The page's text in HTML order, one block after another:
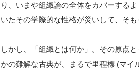
り、いまや組織論の全体をカバーする
いたその学際的な性格が災いして、そ
しかし、「組織とは何か」。その原点
かの難解な古典が、まるで里程標 (マイ